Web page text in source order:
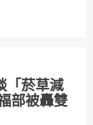
「菸草減
部被轟雙